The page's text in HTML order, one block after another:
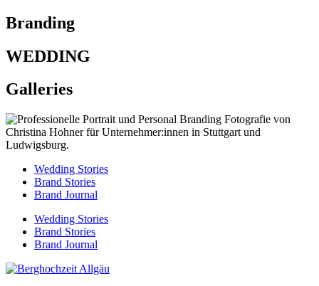
Branding
WEDDING
Galleries
Wedding Stories
Brand Stories
Brand Journal
Wedding Stories
Brand Stories
Brand Journal